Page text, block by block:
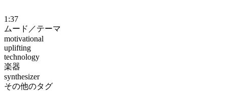
1:37
ムード／テーマ
motivational
uplifting
technology
楽器
synthesizer
その他のタグ